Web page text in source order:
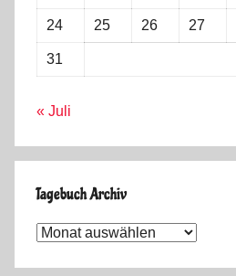
24 25 26 27
31
« Juli
Tagebuch Archiv
Tagebuch